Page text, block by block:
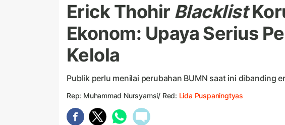
Erick Thohir Blacklist
Ekonom: Upaya Serius
Kelola
Publik perlu menilai perubahan BUMN saat ini dibanding
Rep: Muhammad Nursyamsi/ Red: Lida Puspaningtyas